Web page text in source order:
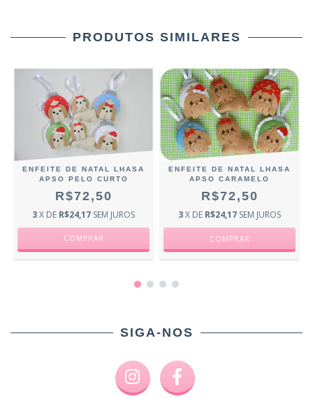
PRODUTOS SIMILARES
ENFEITE DE NATAL LHASA
APSO PELO CURTO
R$72,50
3X DE R$24,17 SEM JUROS
ENFEITE DE NATAL LHASA
APSO CARAMELO
R$72,50
3X DE R$24,17 SEM JUROS
SIGA-NOS